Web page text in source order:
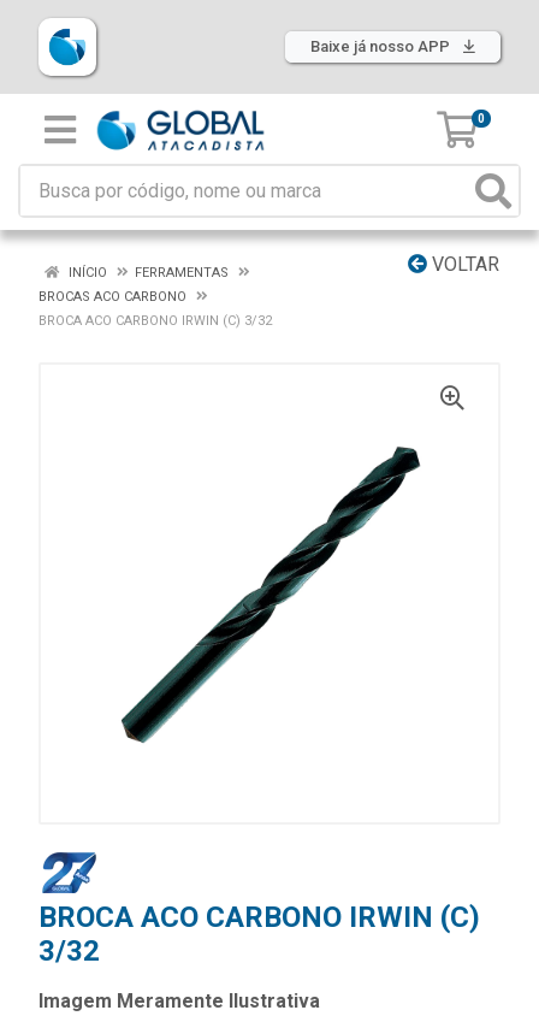
Baixe já nosso APP
0
VOLTAR
INÍCIO
FERRAMENTAS
BROCAS ACO CARBONO
BROCA ACO CARBONO IRWIN (C) 3/32
BROCA ACO CARBONO IRWIN (C)
3/32
Imagem Meramente Ilustrativa